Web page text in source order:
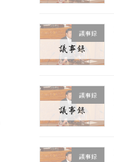
議事録
議事録
議事録